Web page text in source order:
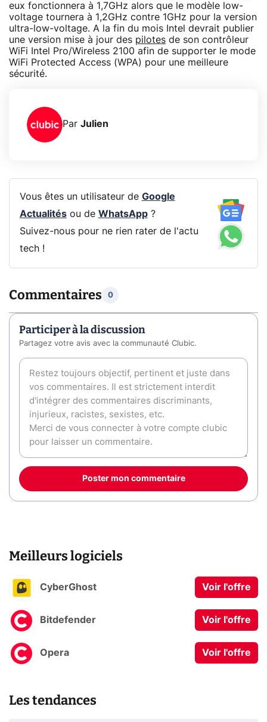
eux fonctionnera à 1,7GHz alors que le modèle low-
voltage tournera à 1,2GHz contre 1GHz pour la version
ultra-low-voltage. A la fin du mois Intel devrait publier
une version mise à jour des pilotes de son contrôleur
WiFi Intel Pro/Wireless 2100 afin de supporter le mode
WiFi Protected Access (WPA) pour une meilleure
sécurité.
Par Julien
Vous êtes un utilisateur de Google
Actualitésou de WhatsApp?
Suivez-nous pour ne rien rater de l'actu
tech !
Commentaires 0
Participer à la discussion
Partagez votre avis avec la communauté Clubic.
Poster mon commentaire
Meilleurs logiciels
CyberGhost Voir l'offre
Bitdefender Voir l'offre
Opera Voir l'offre
Les tendances